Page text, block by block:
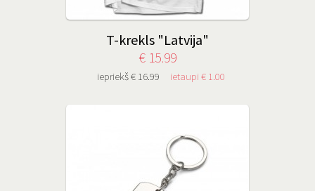
T-krekls "Latvija"
€ 15.99
iepriekš € 16.99 ietaupi € 1.00